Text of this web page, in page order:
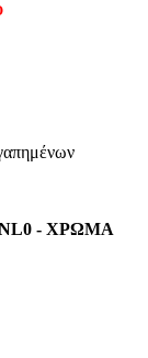
- ΧΡΩΜΑ